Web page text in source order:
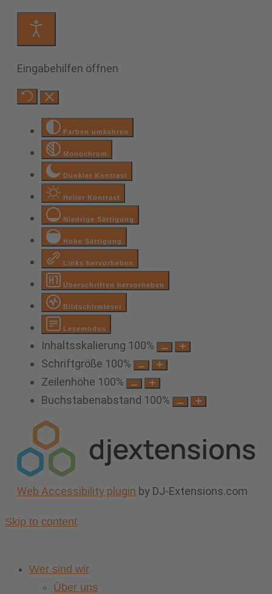
Eingabehilfen öffnen
Farben umkehren
Monochrom
Dunkler Kontrast
Heller Kontrast
Niedrige Sättigung
Hohe Sättigung
Links hervorheben
Überschriften hervorheben
Bildschirmleser
Lesemodus
Inhaltsskalierung 100%
Schriftgröße 100%
Zeilenhöhe 100%
Buchstabenabstand 100%
Web Accessibility plugin by DJ-Extensions.com
Skip to content
Wer sind wir
Über uns